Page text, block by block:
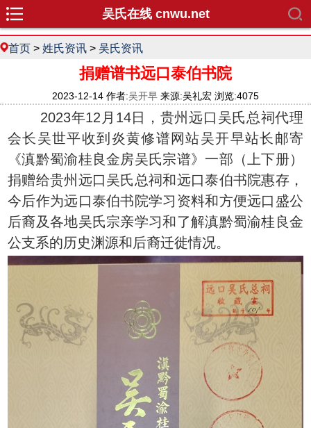
吴氏在线 cnwu.net
首页 > 姓氏资讯 > 吴氏资讯
捐赠谱书远口泰伯书院
2023-12-14 作者:吴开早 来源:吴礼宏 浏览:4075
2023年12月14日，贵州远口吴氏总祠代理
会长吴世平收到炎黄修谱网站吴开早站长邮寄
《滇黔蜀渝桂良金房吴氏宗谱》一部（上下册）
捐赠给贵州远口吴氏总祠和远口泰伯书院惠存，
今后作为远口泰伯书院学习资料和方便远口盛公
后裔及各地吴氏宗亲学习和了解滇黔蜀渝桂良金
公支系的历史渊源和后裔迁徙情况。